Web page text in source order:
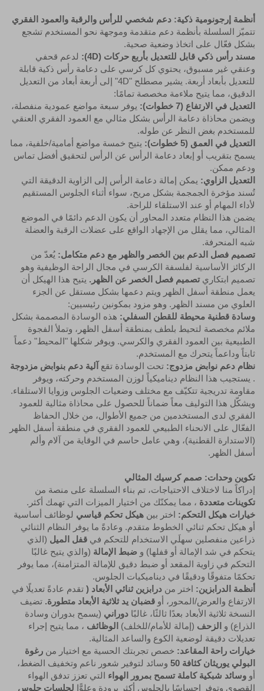
أنظمة إرجونومية ذكية: دعم شخصي للرأس والرقبة والعمود الفقري
تتميّز السلسلة بأنظمة دعم متقدمة وموجهة نحو المستخدم تشجع
بشكل فعّال على اتخاذ وضعية صحية.
مسند رأس ذكي قابل للتعديل بأربع حركات (4D):
لدعم قحفي
وعنقي غير مسبوق، يحتوي كل كرسي على دعامة رأس ذكية قابلة
للتعديل بأبعاد أربعة. يشير مصطلح "4D" إلى أربعة أبعاد من التعديل
الدقيق، مما يتيح ملاءمة مخصصة تمامًا:
التعديل في الارتفاع (7 خطوات):
يوفر سبعة مواضع عمودية منفصلة،
ويضمن محاذاة دعامة الرأس بشكل مثالي مع العمود الفقري العنقي
للمستخدم بغض النظر عن طوله.
التعديل في العمق (5 خطوات):
يتيح خمسة مواضع أمامية/خلفية، مما
يسمح بتقريب أو إبعاد دعامة الرأس عن الرأس لتحقيق أفضل تماس
ودعم ممكن.
التعديل الزاوي: يمكن إمالة دعامة الرأس إلى الزاوية الدقيقة التي
تُسند مؤخرة الجمجمة بشكل مريح، سواء أثناء الجلوس المستقيم
لأداء المهام أو عند الاستلقاء للراحة.
يضمن هذا النظام متعدد المحاور أن يكون الدعم دائمًا في الموضع
المثالي، مما يقلل من الإجهاد الواقع على عضلات الرقبة والعضلة
شبه المنحرفة.
تصميم فصل الدعم بين الخصر والظهر مع دعم متكامل: يُعدّ من
الركائز الأساسية لفلسفة الكرسي في مجال الراحة الوظيفية وهو
تصميم ابتكاريتصميم فصل الخصر عن الظهر. يتيح هذا الهيكل أن
يعمل منطقة أسفل الظهر ويتم دعمها بشكل مستقل عن الجزء
العلوي من مسند الظهر. وهو مزود بمكونين رئيسيين:
وسادة قطنية محيطة للقطن السفلي: هذه الوسادة المصممة بشكل
ملائم مخصصة لتحيط بلطف بمنطقة أسفل الظهر، وتملأ الفجوة
الطبيعية بين العمود الفقري والكرسي. ويوفر شكلها "المحيط" دعماً
ثابتاً وداعماً يتحرك مع المستخدم.
نظام دعم نوابض مزدوج: تحت الوسادة تقع آلية دعم بنوابض مزدوجة
. يستجيب هذا النظام ديناميكياً لوزن المستخدم وحركته، ويوفر
مقاومة تدريجية تتكيّف مع مختلف وضعيات الجلوس وزوايا الاستلقاء.
ويشكّل هذا التوليف معاً ضماناً للحصول على محاذاة مثالية للعمود
الفقري لدى المستخدمين من جميع الأطوال، من خلال الحفاظ
الفعّال على الانحناء الطبيعي للعمود الفقري في منطقة أسفل الظهر
(الاستدارة القطنية)، وهي عامل حاسم في الوقاية من آلام وألم
أسفل الظهر.
تكوين وحدات: صمم كرسيك المثالي
إدراكاً منا لاختلاف الاحتياجات، تم بناء السلسلة على منصة من
تكوينات متعددة ، مما يمكنّك من اختيار الميزات التي تهمك أكثر.
خيارات هيكل التحكم: اختر بين هيكل تحكم قياسي لوظائف أساسية
أو هيكل تحكم ثنائي الخطوط متقدم. وعادةً ما يوفر النظام الثنائي
ذراعين منفصلين سهلَي الاستخدام للتحكم في قفل الميل (الذي
يتحكم في شد الإمالة أو قفلها) و ضبط الإمالة (والذي يتيح غالبًا
التحكم في زاوية المقعد أو ضبط دقيق للإمالة المتزامنة)، مما يوفر
تحكمًا متفوقًا ودقيقًا في ديناميكيات الجلوس.
أنظمة الدرابزين: اختر من درابزين ثنائي الأبعاد ( تقدم عادةً تعديلًا في
الارتفاع والعرض/المحور، أو قضبان يد ثلاثية الأبعاد متطورة. تضيف
النسخة ثلاثية الأبعاد بعدًا ثالثًا، غالبًا دوراني (يسمح بدوران وسادة
الذراع) و الزحف (إمالة للأمام/للخلف) الوظائف ، مما يتيح إجراء
تعديلات دقيقة لوضعية الكوع والساعد المثالية.
خيارات راحة المقاعد: خصص تجربتك الحسية مع اختيار من رغوة
البولي يوريثان كثافة 50
وسائد لتوفير شعور ناعم وتخفيف الضغط،
أو وسائد شبكية كاملة تسمح بمرور الهواء التي تعزز تدفق الهواء
القصوى وتوفر إحساسًا بالجلوس أكثر برودة وعلوًّا لجلسات جلوس